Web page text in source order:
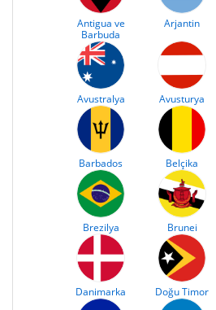
Antigua ve
Barbuda
Arjantin
Avustralya Avusturya
Barbados Belçika
Brezilya Brunei
Danimarka Doğu Timor